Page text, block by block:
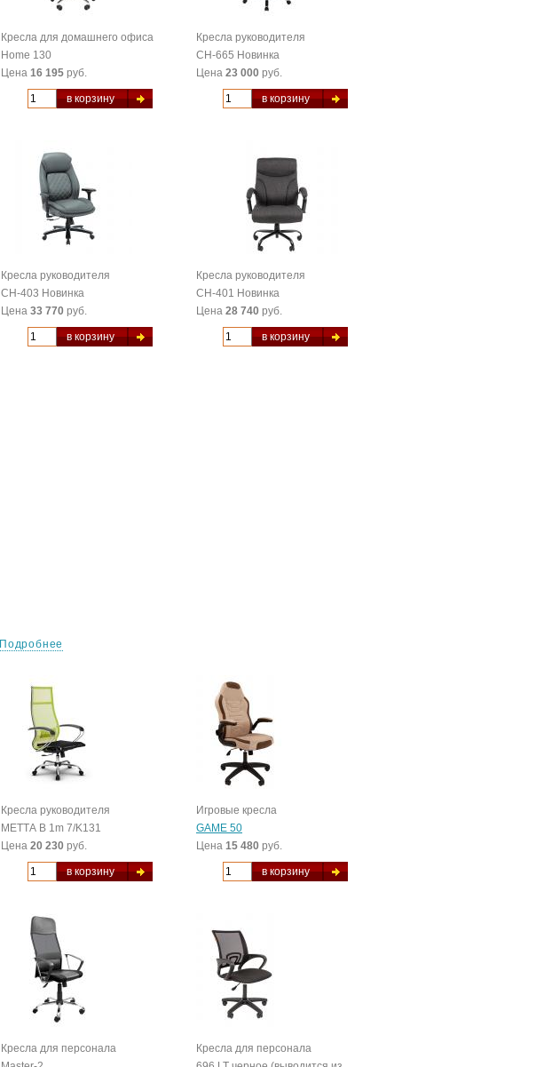
Кресла для домашнего офиса
Home 130
Цена 16 195 руб.
в корзину
Кресла руководителя
CH-665 Новинка
Цена 23 000 руб.
в корзину
Кресла руководителя
CH-403 Новинка
Цена 33 770 руб.
в корзину
Кресла руководителя
CH-401 Новинка
Цена 28 740 руб.
в корзину
Подробнее
Кресла руководителя
МЕТТА B 1m 7/K131
Цена 20 230 руб.
в корзину
Игровые кресла
GAME 50
Цена 15 480 руб.
в корзину
Кресла для персонала
Кресла для персонала